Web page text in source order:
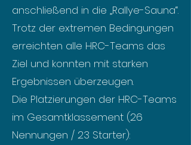
anschließend in die „Rallye-Sauna“.
Trotz der extremen Bedingungen
erreichten alle HRC-Teams das
Ziel und konnten mit starken
Ergebnissen überzeugen.
Die Platzierungen der HRC-Teams
im Gesamtklassement (26
Nennungen / 23 Starter):